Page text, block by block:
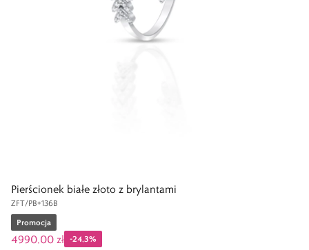
Pierścionek białe złoto z brylantami
ZFT/PB+136B
Promocja
4990,00 zł -24,3%